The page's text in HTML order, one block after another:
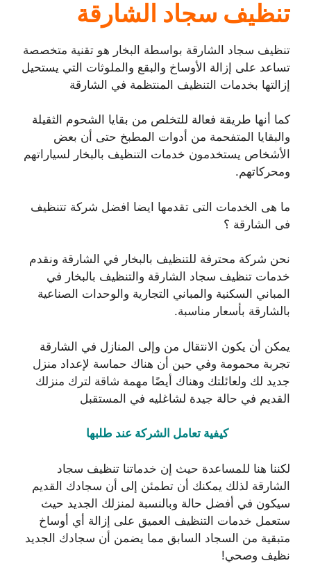
تنظيف سجاد الشارقة
تنظيف سجاد الشارقة بواسطة البخار هو تقنية متخصصة
تساعد على إزالة الأوساخ والبقع والملوثات التي يستحيل
إزالتها بخدمات التنظيف المنتظمة في الشارقة
كما أنها طريقة فعالة للتخلص من بقايا الشحوم الثقيلة
والبقايا المتفحمة من أدوات المطبخ حتى أن بعض
الأشخاص يستخدمون خدمات التنظيف بالبخار لسياراتهم
ومحركاتهم.
ما هى الخدمات التى تقدمها ايضا افضل شركة تتنظيف
فى الشارقة ؟
نحن شركة محترفة للتنظيف بالبخار في الشارقة ونقدم
خدمات تنظيف سجاد الشارقة والتنظيف بالبخار في
المباني السكنية والمباني التجارية والوحدات الصناعية
بالشارقة بأسعار مناسبة.
يمكن أن يكون الانتقال من وإلى المنازل في الشارقة
تجربة محمومة وفي حين أن هناك حماسة لإعداد منزل
جديد لك ولعائلتك وهناك أيضًا مهمة شاقة لترك منزلك
القديم في حالة جيدة لشاغليه في المستقبل
كيفية تعامل الشركة عند طلبها
لكننا هنا للمساعدة حيث إن خدماتنا تنظيف سجاد
الشارقة لذلك يمكنك أن تطمئن إلى أن سجادك القديم
سيكون في أفضل حالة وبالنسبة لمنزلك الجديد حيث
ستعمل خدمات التنظيف العميق على إزالة أي أوساخ
متبقية من السجاد السابق مما يضمن أن سجادك الجديد
نظيف وصحي!